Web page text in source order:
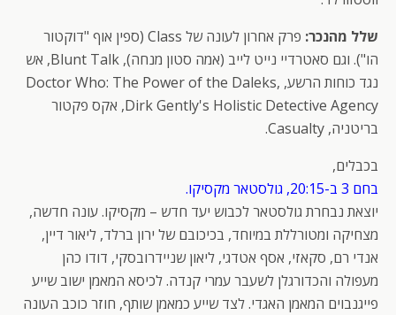
שלל מהנכר:
פרק אחרון לעונה של Class (ספין אוף "דוקטור
הו"). וגם סאטרדיי נייט לייב (אמה סטון מנחה), Blunt Talk, אש
נגד כוחות הרשע, Doctor Who: The Power of the Daleks,
Dirk Gently's Holistic Detective Agency, אקס פקטור
בריטניה, Casualty.
בכבלים,
בחם 3 ב-20:15, גולסטאר מקסיקו.
יוצאת נבחרת גולסטאר לכבוש יעד חדש – מקסיקו. עונה חדשה,
מצחיקה ומטורללת במיוחד, בכיכובם של ירון ברלד, ליאור דיין,
אנדי רם, סקאזי, אסף אטדגי, ליאון שניידרובסקי, דודו כהן
מעפולה והכדורגלן לשעבר עמרי קנדה. לכיסא המאמן ישוב שייע
פייגנבוים המאמן האגדי. לצד שייע כמאמן שותף, חוזר כוכב העונה